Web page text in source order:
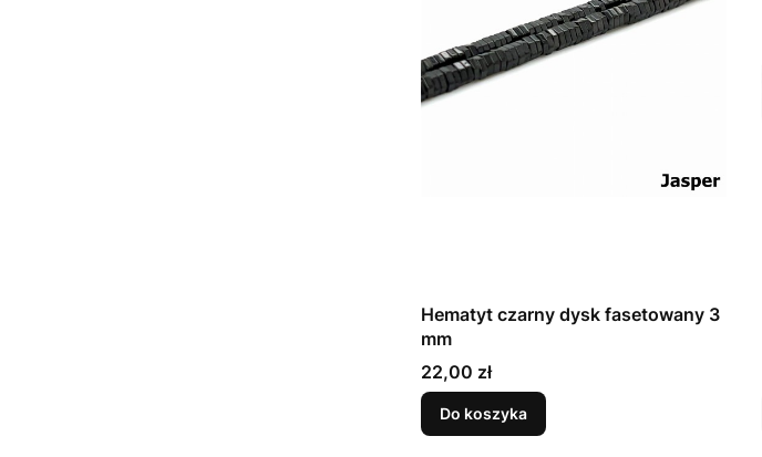
Hematyt czarny dysk fasetowany 3
mm
Cena
22,00 zł
Do koszyka